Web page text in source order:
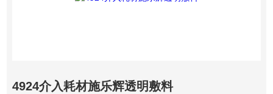
4924介入耗材施乐辉透明敷料